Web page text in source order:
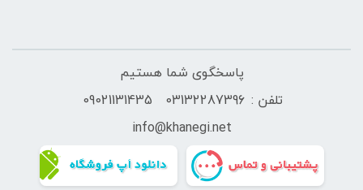
پاسخگوی شما هستیم
تلفن : 03132287396
09021131435
info@khanegi.net